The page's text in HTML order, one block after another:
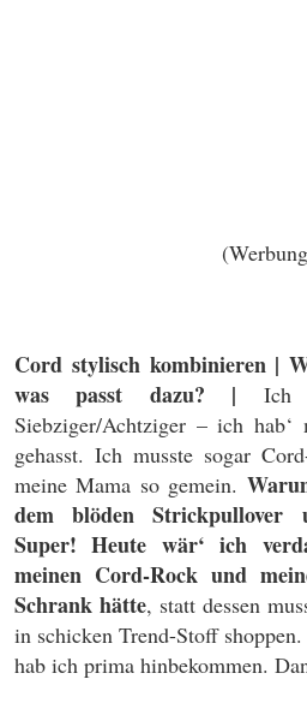
Cord stylisch kombinieren |
was passt dazu? | Ich
Siebziger/Achtziger – ich hab‘
gehasst. Ich musste sogar
meine Mama so gemein.
dem blöden Strickpullover
Super! Heute wär‘ ich
meinen Cord-Rock und
Schrank hätte, statt dessen
in schicken Trend-Stoff
hab ich prima hinbekommen.